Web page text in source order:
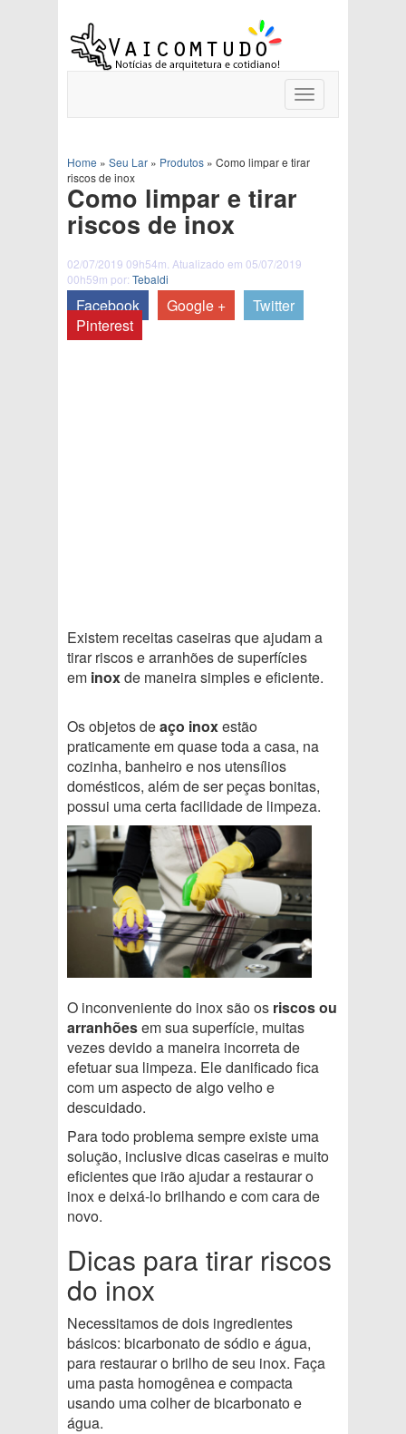
Toggle
navigation
Home » Seu Lar » Produtos » Como limpar e tirar
riscos de inox
Como limpar e tirar
riscos de inox
02/07/2019 09h54m. Atualizado em 05/07/2019
00h59m por: Tebaldi
Facebook Google +
Twitter
Pinterest
Existem receitas caseiras que ajudam a
tirar riscos e arranhões de superfícies
em inoxde maneira simples e eficiente.
Os objetos deaço inoxestão
praticamente em quase toda a casa, na
cozinha, banheiro e nos utensílios
domésticos, além de ser peças bonitas,
possui uma certa facilidade de limpeza.
O inconveniente do inox são os riscos ou
arranhõesem sua superfície, muitas
vezes devido a maneira incorreta de
efetuar sua limpeza. Ele danificado fica
com um aspecto de algo velho e
descuidado.
Para todo problema sempre existe uma
solução, inclusive dicas caseiras e muito
eficientes que irão ajudar a restaurar o
inox e deixá-lo brilhando e com cara de
novo.
Dicas para tirar riscos
do inox
Necessitamos de dois ingredientes
básicos: bicarbonato de sódio e água,
para restaurar o brilho de seu inox. Faça
uma pasta homogênea e compacta
usando uma colher de bicarbonato e
água.